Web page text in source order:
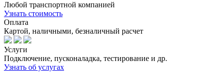
Любой транспортной компанией
Узнать стоимость
Оплата
Картой, наличными, безналичный расчет
Услуги
Подключение, пусконаладка, тестирование и др.
Узнать об услугах